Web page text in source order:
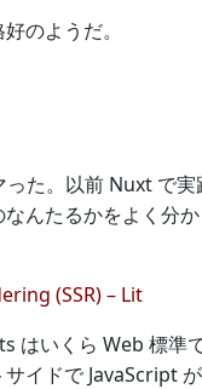
のようだ。
た。以前 Nuxt で実
なんたるかをよく分
(SSR) – Lit
はいくら Web 標準
イドで JavaScript